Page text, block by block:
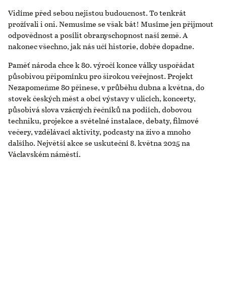
Vidíme před sebou nejistou budoucnost. To tenkrát
prožívali i oni. Nemusíme se však bát! Musíme jen přijmout
odpovědnost a posílit obranyschopnost naší země. A
nakonec všechno, jak nás učí historie, dobře dopadne.
Paměť národa chce k 80. výročí konce války uspořádat
působivou připomínku pro širokou veřejnost. Projekt
Nezapomeňme 80 přinese, v průběhu dubna a května, do
stovek českých měst a obcí výstavy v ulicích, koncerty,
působivá slova vzácných řečníků na podiích, dobovou
techniku, projekce a světelné instalace, debaty, filmové
večery, vzdělávací aktivity, podcasty na živo a mnoho
dalšího. Největší akce se uskuteční 8. května 2025 na
Václavském náměstí.